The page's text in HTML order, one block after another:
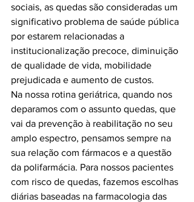
sociais, as quedas são consideradas um
significativo problema de saúde pública
por estarem relacionadas a
institucionalização precoce, diminuição
de qualidade de vida, mobilidade
prejudicada e aumento de custos.
Na nossa rotina geriátrica, quando nos
deparamos com o assunto quedas, que
vai da prevenção à reabilitação no seu
amplo espectro, pensamos sempre na
sua relação com fármacos e a questão
da polifarmácia. Para nossos pacientes
com risco de quedas, fazemos escolhas
diárias baseadas na farmacologia das